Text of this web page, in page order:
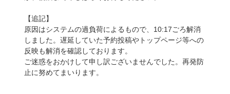
【追記】
原因はシステムの過負荷によるもので、10:17ごろ解消
しました。遅延していた予約投稿やトップページ等への
反映も解消を確認しております。
ご迷惑をおかけして申し訳ございませんでした。再発防
止に努めてまいります。